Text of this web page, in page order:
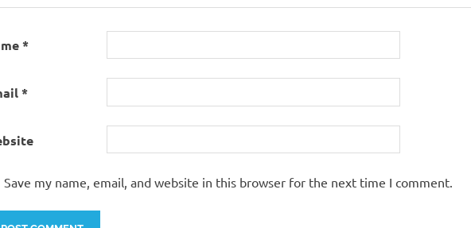
*
*
Save my name, email, and website in this browser for the next time I comment.